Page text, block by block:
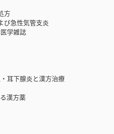
方
急性気管支炎
学雑誌
下腺炎と漢方治療
漢方薬